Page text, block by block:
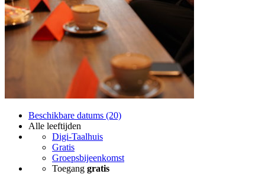
Beschikbare datums (20)
Alle leeftijden
Digi-Taalhuis
Gratis
Groepsbijeenkomst
Toegang gratis